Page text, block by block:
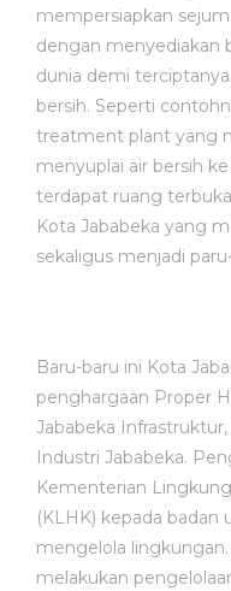
mempersiapkan
dengan menyediakan
dunia demi
bersih. Seperti
treatment plant yang
menyuplai air bersih
terdapat ruang
Kota Jababeka yang
sekaligus menjadi
Baru-baru ini Kota
penghargaan Proper
Jababeka
Industri Jababeka.
Kementerian
(KLHK) kepada badan
mengelola
melakukan